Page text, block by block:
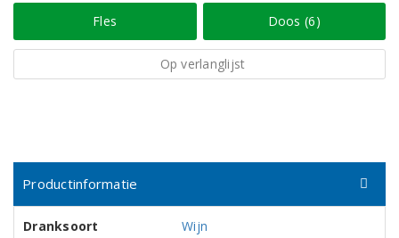
Fles Doos (6)
Op verlanglijst
Productinformatie
Dranksoort
Wijn